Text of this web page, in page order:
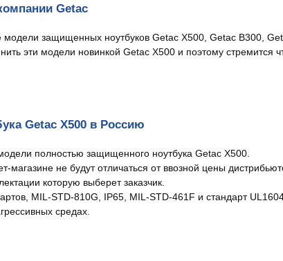
Getac
защищенных ноутбуков Getac X500, Getac B300,
эти модели новинкой Getac X500 и поэтому стремится
Getac X500 в Россию
полностью защищенного ноутбука Getac X500.
не будут отличаться от ввозной цены
которую выберет заказчик.
MIL-STD-810G, IP65, MIL-STD-461F и стандарт
средах.